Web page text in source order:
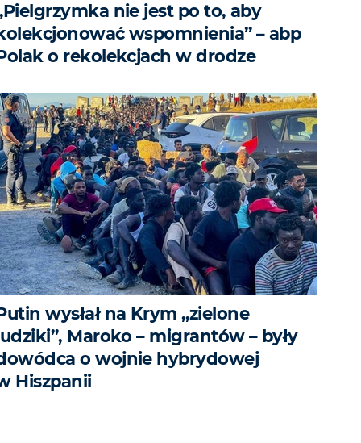
nie jest po to, aby
wspomnienia” – abp
o rekolekcjach w drodze
wysłał na Krym „zielone
Maroko – migrantów – były
o wojnie hybrydowej
Hiszpanii